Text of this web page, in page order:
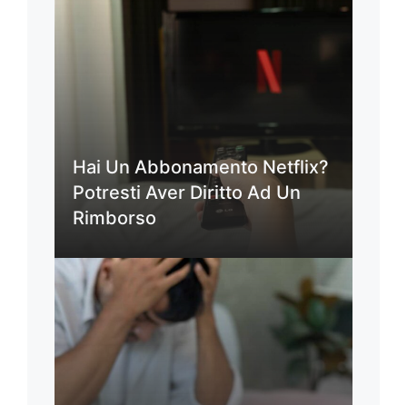
Hai Un Abbonamento Netflix?
Potresti Aver Diritto Ad Un
Rimborso